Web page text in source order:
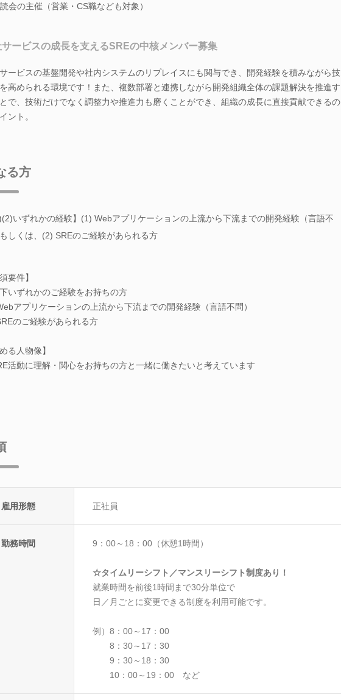
会の主催（営業・CS職なども対象）
サービスの成長を支えるSREの中核メンバー募集
ービスの基盤開発や社内システムのリプレイスにも関与でき、開発経験を積みながら技
高められる環境です！また、複数部署と連携しながら開発組織全体の課題解決を推進す
で、技術だけでなく調整力や推進力も磨くことができ、組織の成長に直接貢献できるの
ント。
る方
いずれかの経験】(1) Webアプリケーションの上流から下流までの開発経験（言語不
しくは、(2) SREのご経験があられる方
要件】
いずれかのご経験をお持ちの方
アプリケーションの上流から下流までの開発経験（言語不問）
のご経験があられる方
める人物像】
活動に理解・関心をお持ちの方と一緒に働きたいと考えています
雇用形態 正社員
勤務時間 9：00～18：00（休憩1時間）
☆タイムリーシフト／マンスリーシフト制度あり！
就業時間を前後1時間まで30分単位で
日／月ごとに変更できる制度を利用可能です。
例）8：00～17：00
8：30～17：30
9：30～18：30
10：00～19：00 など